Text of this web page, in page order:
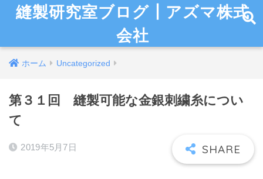
縫製研究室ブログ┃アズマ株式
会社
ホーム Uncategorized
第３１回 縫製可能な金銀刺繍糸につい
て
2019年5月7日